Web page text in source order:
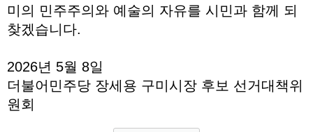
미의 민주주의와 예술의 자유를 시민과 함께 되
찾겠습니다.
2026년 5월 8일
더불어민주당 장세용 구미시장 후보 선거대책위
원회